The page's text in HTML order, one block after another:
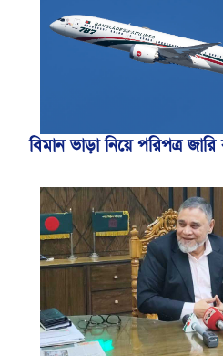
বিমান ভাড়া নিয়ে পরিপত্র জারি